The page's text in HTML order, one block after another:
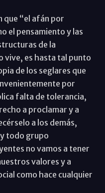
que “el afán por
el pensamiento y las
de la
vive, es hasta tal punto
de los seglares que
por
falta de tolerancia,
a proclamar y a
a los demás,
todo grupo
no vamos a tener
valores y a
como hace cualquier